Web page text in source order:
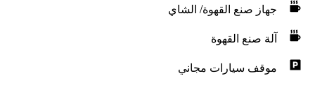
جهاز صنع القهوة/ الشاي
آلة صنع القهوة
موقف سيارات مجاني